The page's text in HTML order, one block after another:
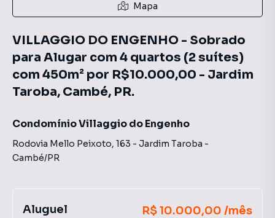
Mapa
VILLAGGIO DO ENGENHO - Sobrado
para Alugar com 4 quartos (2 suítes)
com 450m² por R$10.000,00 - Jardim
Taroba, Cambé, PR.
Condomínio Villaggio do Engenho
Rodovia Mello Peixoto, 163 - Jardim Taroba -
Cambé/PR
Aluguel R$ 10.000,00 /mês